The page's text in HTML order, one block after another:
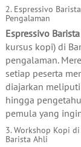
2. Espressivo
Pengalaman
Espressivo
kursus kopi) di
pengalaman.
setiap peserta
diajarkan
hingga
pemula yang
3. Workshop Kopi
Barista Ahli